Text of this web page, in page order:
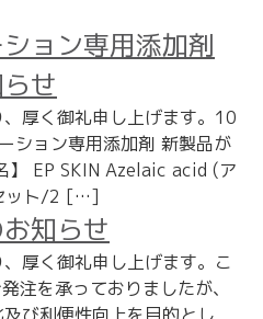
ョン専用添加剤
せ
厚く御礼申し上げます。10
ション専用添加剤 新製品が
】 EP SKIN Azelaic acid (ア
ット/2 […]
知らせ
厚く御礼申し上げます。こ
注を承っておりましたが、